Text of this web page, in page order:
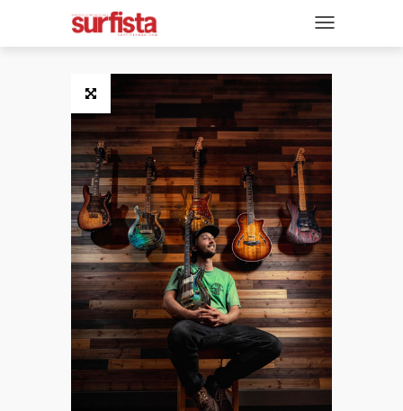
NAVEGACIÓN
REVISTA DIGITAL
SECCIONES
ENTREVISTAS